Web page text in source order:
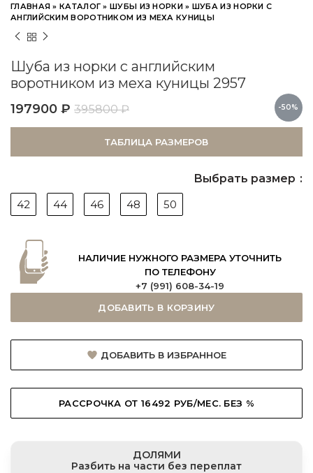
ГЛАВНАЯ »КАТАЛОГ »ШУБЫ ИЗ НОРКИ» ШУБА ИЗ НОРКИ С
АНГЛИЙСКИМ ВОРОТНИКОМ ИЗ МЕХА КУНИЦЫ
Шуба из норки с английским
воротником из меха куницы 2957
197900 ₽ 395800₽ -50%
ТАБЛИЦА РАЗМЕРОВ
Выбрать размер
42
44 46 48 50
НАЛИЧИЕ НУЖНОГО РАЗМЕРА УТОЧНИТЬ
ПО ТЕЛЕФОНУ
+7 (991) 608-34-19
ДОБАВИТЬ В КОРЗИНУ
ДОБАВИТЬ В ИЗБРАННОЕ
РАССРОЧКА ОТ 16492 РУБ/МЕС. БЕЗ %
ДОЛЯМИ
Разбить на части без переплат